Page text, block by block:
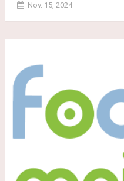
Nov. 15, 2024